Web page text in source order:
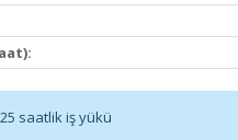
25 saatlik iş yükü